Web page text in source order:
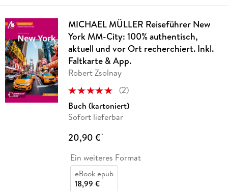
MICHAEL MÜLLER Reiseführer New
York MM-City: 100% authentisch,
aktuell und vor Ort recherchiert. Inkl.
Faltkarte & App.
Robert Zsolnay
(2)
Buch (kartoniert)
Sofort lieferbar
20,90 €*
Ein weiteres Format
eBook epub
18,99 €